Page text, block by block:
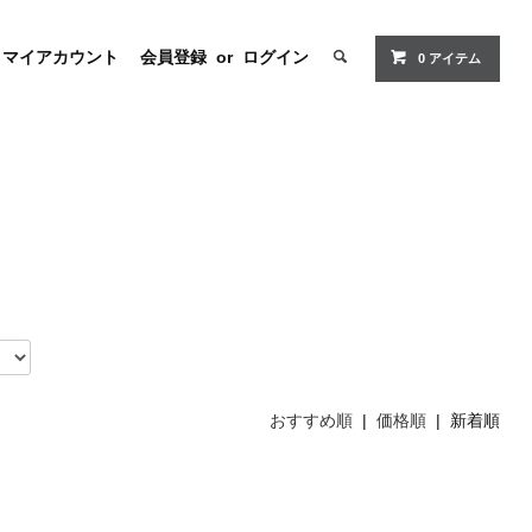
マイアカウント 会員登録 or ログイン 0 アイテム
おすすめ順 |価格順 | 新着順